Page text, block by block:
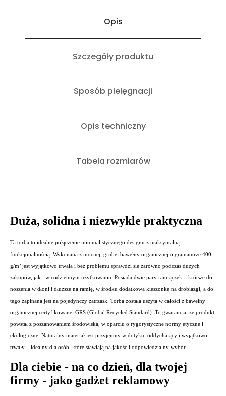
Opis
Szczegóły produktu
Sposób pielęgnacji
Opis techniczny
Tabela rozmiarów
Duża, solidna i niezwykle praktyczna
Ta torba to idealne połączenie minimalistycznego designu z maksymalną
funkcjonalnością. Wykonana z mocnej, grubej bawełny organicznej o gramaturze 400
g/m² jest wyjątkowo trwała i bez problemu sprawdzi się zarówno podczas dużych
zakupów, jak i w codziennym użytkowaniu. Posiada dwie pary ramiączek – krótsze do
noszenia w dłoni i dłuższe na ramię, w środku dodatkową kieszonkę na drobiazgi, a do
tego zapinana jest na pojedynczy zatrzask. Torba została uszyta w całości z bawełny
organicznej certyfikowanej GRS (Global Recycled Standard). To gwarancja, że produkt
powstał z poszanowaniem środowiska, w oparciu o rygorystyczne normy etyczne i
ekologiczne. Naturalny materiał jest przyjemny w dotyku, oddychający i wyjątkowo
trwały – idealny dla osób, które stawiają na jakość i odpowiedzialny wybór.
Dla ciebie - na co dzień, dla twojej
firmy - jako gadżet reklamowy